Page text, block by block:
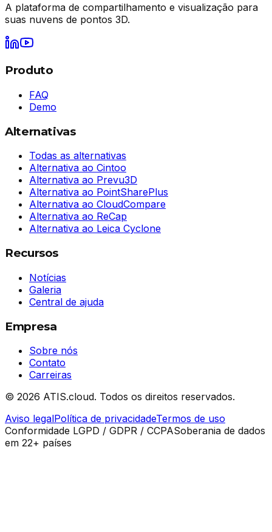
A plataforma de compartilhamento e visualização para
suas nuvens de pontos 3D.
Produto
FAQ
Demo
Alternativas
Todas as alternativas
Alternativa ao Cintoo
Alternativa ao Prevu3D
Alternativa ao PointSharePlus
Alternativa ao CloudCompare
Alternativa ao ReCap
Alternativa ao Leica Cyclone
Recursos
Notícias
Galeria
Central de ajuda
Empresa
Sobre nós
Contato
Carreiras
© 2026 ATIS.cloud. Todos os direitos reservados.
Aviso legalPolítica de privacidadeTermos de uso
Conformidade LGPD / GDPR / CCPASoberania de dados
em 22+ países